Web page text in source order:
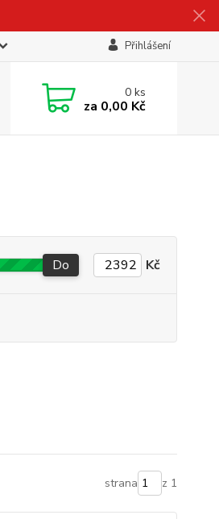
Přihlášení
0ks
za 0,00 Kč
Do Kč
strana z 1